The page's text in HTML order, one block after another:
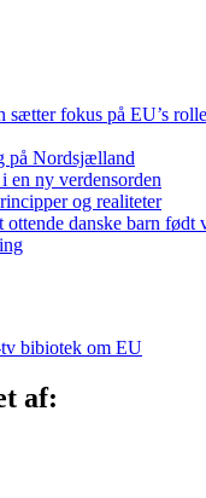
sætter fokus på EU’s
på Nordsjælland
en ny verdensorden
og realiteter
danske barn født
bibiotek om EU
af: